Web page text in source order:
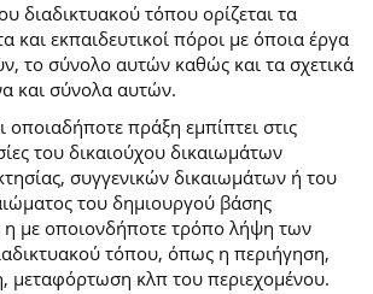
διαδικτυακού τόπου ορίζεται τα
και εκπαιδευτικοί πόροι με όποια έργα
το σύνολο αυτών καθώς και τα σχετικά
και σύνολα αυτών.
οποιαδήποτε πράξη εμπίπτει στις
του δικαιούχου δικαιωμάτων
συγγενικών δικαιωμάτων ή του
του δημιουργού βάσης
η με οποιονδήποτε τρόπο λήψη των
τόπου, όπως η περιήγηση,
μεταφόρτωση κλπ του περιεχομένου.